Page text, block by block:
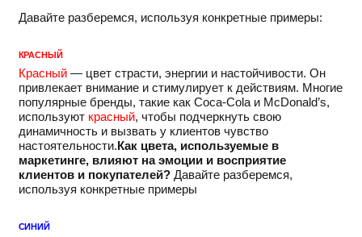
Давайте разберемся, используя конкретные примеры:
КРАСНЫЙ
Красный— цвет страсти, энергии и настойчивости. Он
привлекает внимание и стимулирует к действиям. Многие
популярные бренды, такие как Coca-Cola и McDonald’s,
используют красный, чтобы подчеркнуть свою
динамичность и вызвать у клиентов чувство
настоятельности.Как цвета, используемые в
маркетинге, влияют на эмоции и восприятие
клиентов и покупателей?Давайте разберемся,
используя конкретные примеры
СИНИЙ